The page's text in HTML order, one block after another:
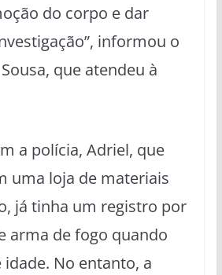
do corpo e dar
informou o
que atendeu à
a polícia, Adriel, que
uma loja de materiais
já tinha um registro por
arma de fogo quando
No entanto, a